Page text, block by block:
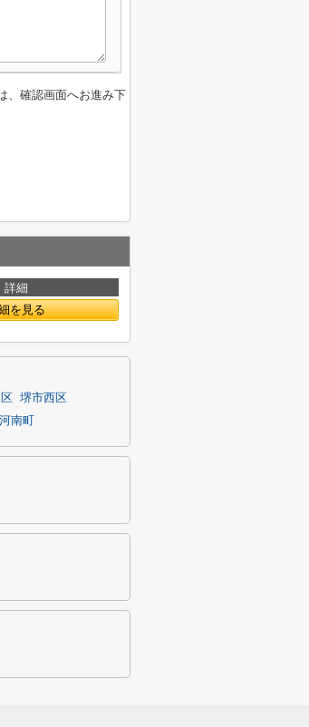
、確認画面へお進み下
詳細
を見る
堺市西区
南町